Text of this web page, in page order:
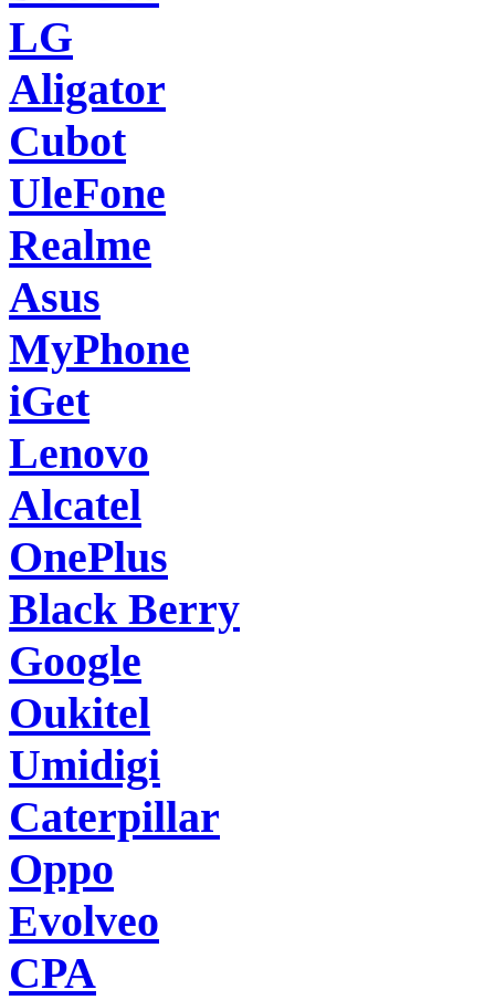
LG
Aligator
Cubot
UleFone
Realme
Asus
MyPhone
iGet
Lenovo
Alcatel
OnePlus
Black Berry
Google
Oukitel
Umidigi
Caterpillar
Oppo
Evolveo
CPA